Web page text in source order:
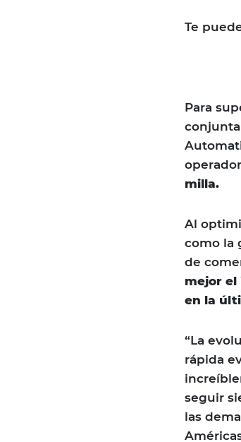
Te
Para
milla.
Al
como la
de
mejor el
en la
“La
rápida
seguir
las